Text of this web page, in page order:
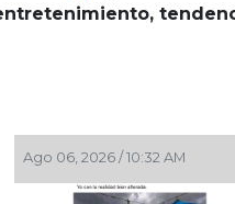
Ago 06, 2026 / 10:32 AM